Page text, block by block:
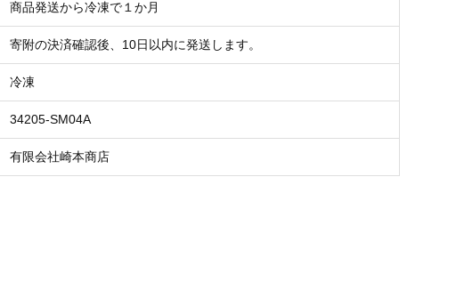
商品発送から冷凍で１か月
寄附の決済確認後、10日以内に発送します。
冷凍
34205-SM04A
有限会社崎本商店